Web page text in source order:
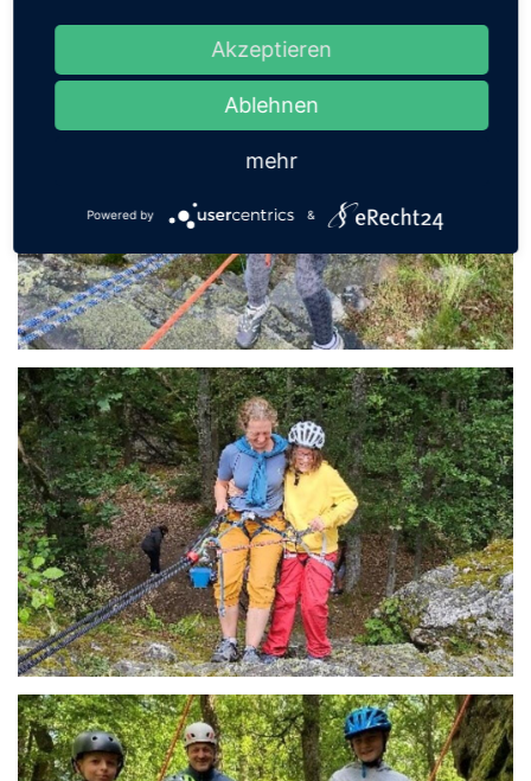
Akzeptieren
Ablehnen
mehr
Powered by &